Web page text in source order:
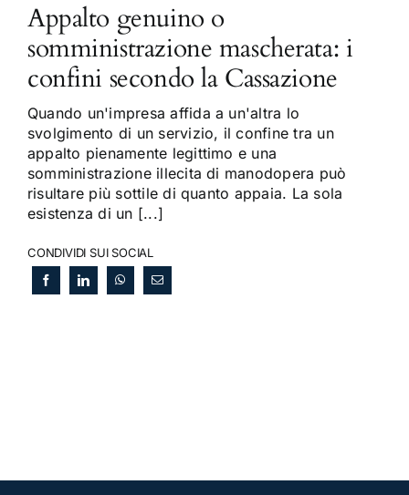
Appalto genuino o
somministrazione mascherata: i
confini secondo la Cassazione
Quando un'impresa affida a un'altra lo
svolgimento di un servizio, il confine tra un
appalto pienamente legittimo e una
somministrazione illecita di manodopera può
risultare più sottile di quanto appaia. La sola
esistenza di un [...]
CONDIVIDI SUI SOCIAL